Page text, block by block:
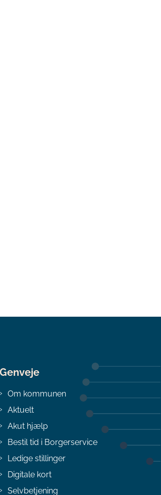
Genveje
Om kommunen
Aktuelt
Akut hjælp
Bestil tid i Borgerservice
Ledige stillinger
Digitale kort
Selvbetjening